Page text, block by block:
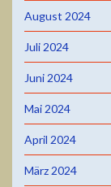
August 2024
Juli 2024
Juni 2024
Mai 2024
April 2024
März 2024